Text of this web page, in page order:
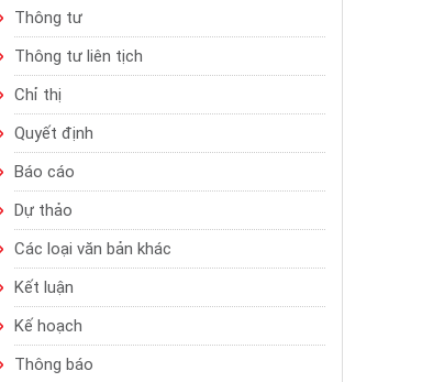
Thông tư
Thông tư liên tịch
Chỉ thị
Quyết định
Báo cáo
Dự thảo
Các loại văn bản khác
Kết luận
Kế hoạch
Thông báo